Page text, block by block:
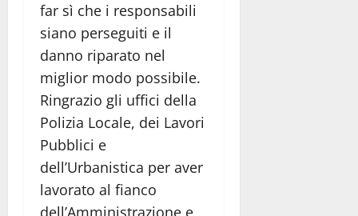
far sì che i responsabili
siano perseguiti e il
danno riparato nel
miglior modo possibile.
Ringrazio gli uffici della
Polizia Locale, dei Lavori
Pubblici e
dell’Urbanistica per aver
lavorato al fianco
dell’Amministrazione e